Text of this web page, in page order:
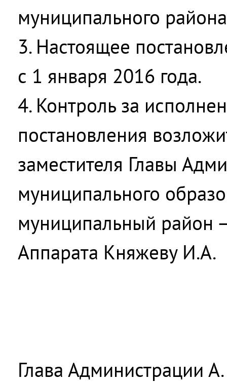
муниципального
3. Настоящее
с 1 января 2016 года.
4. Контроль за
постановления
заместителя Главы
муниципального
муниципальный район
Аппарата Княжеву И.А.
Глава Администрации